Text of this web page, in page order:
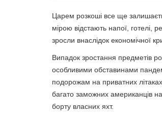
Царем розкоші все ще
мірою відстають напої, готелі,
зросли внаслідок економічної
Випадок зростання предметів
особливими обставинами
подорожам на приватних
багато заможних американців
борту власних яхт.